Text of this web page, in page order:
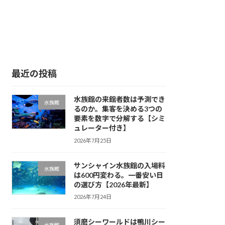
最近の投稿
水族館
水族館の来館者数は予測でき
るのか。集客を決める3つの
要素を数字で分解する【シミ
ュレーター付き】
2026年7月25日
水族館
サンシャイン水族館の入場料
は600円変わる。一番安い日
の選び方【2026年最新】
2026年7月24日
須磨シーワールドは鴨川シー